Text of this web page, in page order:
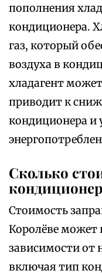
пополнения
кондиционера.
газ, который
воздуха в
хладагент
приводит к
кондиционера и
Сколько
Стоимость
Королёве может
зависимости от
включая тип